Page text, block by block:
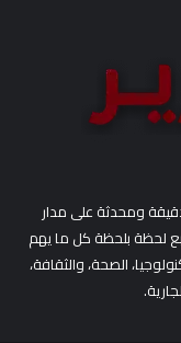
ومحدثة على مدار
لحظة بلحظة كل ما يهم
الصحة، والثقافة،